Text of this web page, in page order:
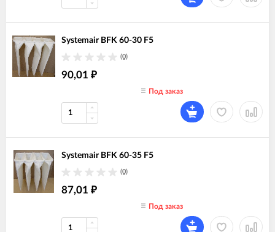
Systemair BFK 60-30 F5
(0)
90,01 ₽
Под заказ
Systemair BFK 60-35 F5
(0)
87,01 ₽
Под заказ